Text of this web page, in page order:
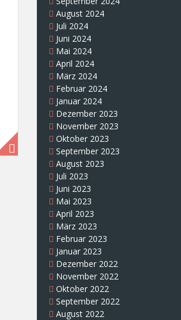
August 2024
Juli 2024
Juni 2024
Mai 2024
April 2024
März 2024
Februar 2024
Januar 2024
Dezember 2023
November 2023
Oktober 2023
September 2023
August 2023
Juli 2023
Juni 2023
Mai 2023
April 2023
März 2023
Februar 2023
Januar 2023
Dezember 2022
November 2022
Oktober 2022
September 2022
August 2022